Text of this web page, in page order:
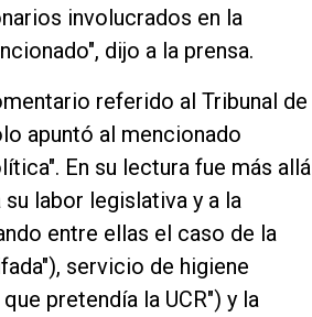
involucrados en la
dijo a la prensa.
referido al Tribunal de
apuntó al mencionado
En su lectura fue más allá
labor legislativa y a la
entre ellas el caso de la
servicio de higiene
pretendía la UCR") y la